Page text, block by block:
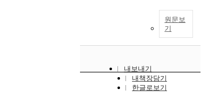
원문보
기
내보내기
내책장담기
한글로보기